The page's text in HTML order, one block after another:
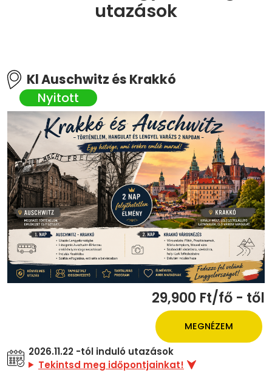
utazások
Kl Auschwitz és Krakkó
29,900 Ft/fő - től
MEGNÉZEM
2026.11.22 -tól induló utazások
Tekintsd meg időpontjainkat!